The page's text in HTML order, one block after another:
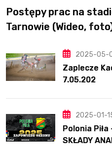
Postępy prac na
Tarnowie (Wideo,
2025-05-
Zaplecze
7.05.202
2025-01-
Polonia Piła
SKŁADY